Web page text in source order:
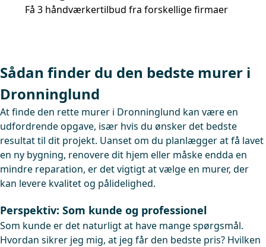
Få 3 håndværkertilbud fra forskellige firmaer
Sådan finder du den bedste murer i
Dronninglund
At finde den rette murer i Dronninglund kan være en
udfordrende opgave, især hvis du ønsker det bedste
resultat til dit projekt. Uanset om du planlægger at få lavet
en ny bygning, renovere dit hjem eller måske endda en
mindre reparation, er det vigtigt at vælge en murer, der
kan levere kvalitet og pålidelighed.
Perspektiv: Som kunde og professionel
Som kunde er det naturligt at have mange spørgsmål.
Hvordan sikrer jeg mig, at jeg får den bedste pris? Hvilken